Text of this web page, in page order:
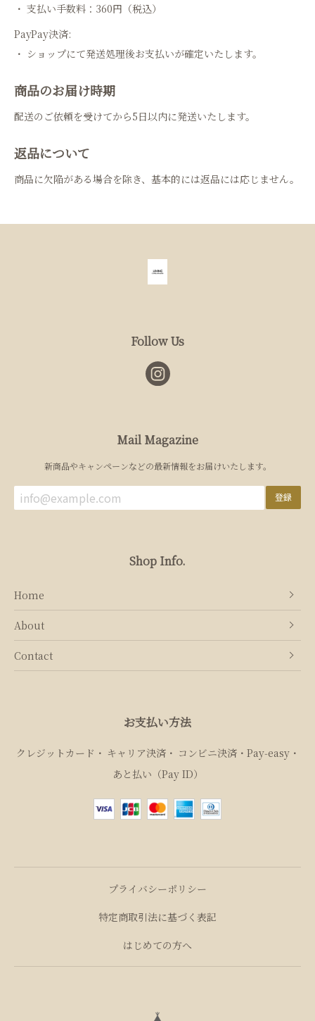
・ 支払い手数料：360円（税込）
PayPay決済:
・ ショップにて発送処理後お支払いが確定いたします。
商品のお届け時期
配送のご依頼を受けてから5日以内に発送いたします。
返品について
商品に欠陥がある場合を除き、基本的には返品には応じません。
Follow Us
Mail Magazine
新商品やキャンペーンなどの最新情報をお届けいたします。
登録
Shop Info.
Home
About
Contact
お支払い方法
クレジットカード キャリア決済
コンビニ決済・Pay‑easy
あと払い（Pay ID）
プライバシーポリシー
特定商取引法に基づく表記
はじめての方へ